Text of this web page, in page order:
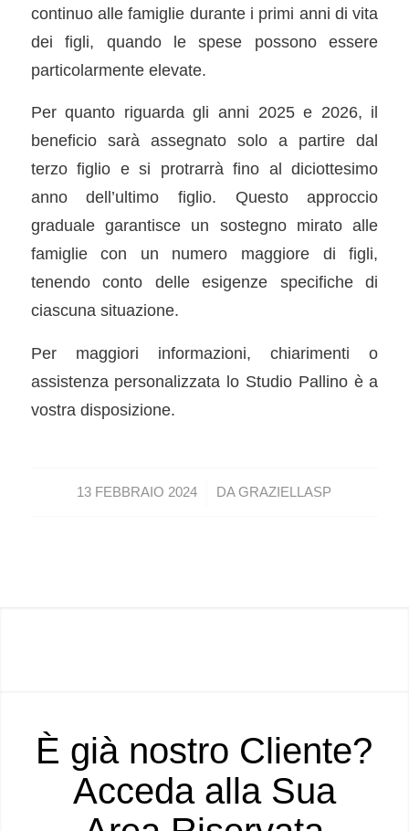
continuo alle famiglie durante i primi anni di vita
dei figli, quando le spese possono essere
particolarmente elevate.
Per quanto riguarda gli anni 2025 e 2026, il
beneficio sarà assegnato solo a partire dal
terzo figlio e si protrarrà fino al diciottesimo
anno dell’ultimo figlio. Questo approccio
graduale garantisce un sostegno mirato alle
famiglie con un numero maggiore di figli,
tenendo conto delle esigenze specifiche di
ciascuna situazione.
Per maggiori informazioni, chiarimenti o
assistenza personalizzata lo Studio Pallino è a
vostra disposizione.
13 FEBBRAIO 2024
/ DAGRAZIELLASP
È già nostro Cliente?
Acceda alla Sua